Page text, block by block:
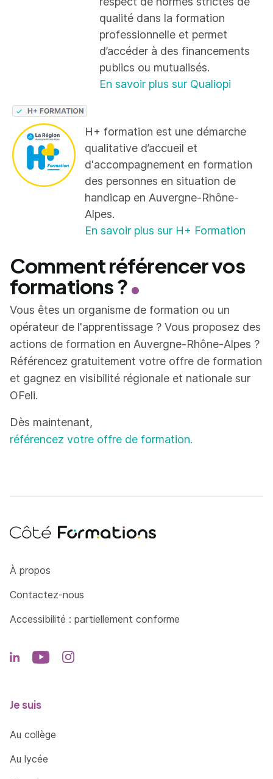
qualité dans la formation
professionnelle et permet
d’accéder à des financements
publics ou mutualisés.
En savoir plus sur Qualiopi
H+ formation est une démarche
qualitative d’accueil et
d'accompagnement en formation
des personnes en situation de
handicap en Auvergne-Rhône-
Alpes.
En savoir plus sur H+ Formation
Comment référencer vos
formations ?
Vous êtes un organisme de formation ou un
opérateur de l'apprentissage ? Vous proposez des
actions de formation en Auvergne-Rhône-Alpes ?
Référencez gratuitement votre offre de formation
et gagnez en visibilité régionale et nationale sur
OFeli.
Dès maintenant,
référencez votre offre de formation.
Côté Formations
À propos
Contactez-nous
Accessibilité : partiellement conforme
Je suis
Au collège
Au lycée